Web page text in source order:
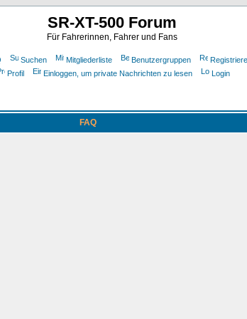
SR-XT-500 Forum
Für Fahrerinnen, Fahrer und Fans
Suchen Mitgliederliste Benutzergruppen
Profil
Einloggen, um private Nachrichten zu lesen Login
FAQ